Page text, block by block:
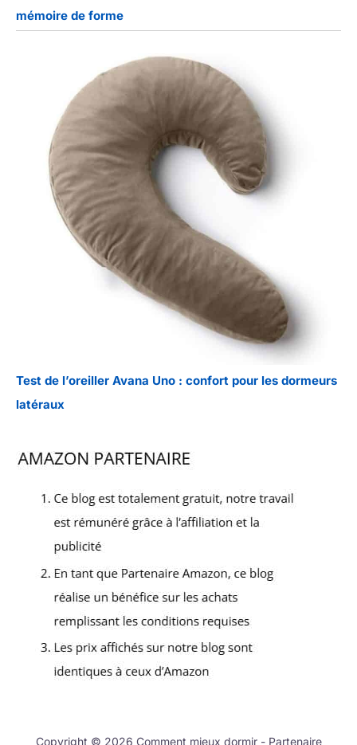
mémoire de forme
Test de l’oreiller Avana Uno : confort pour les dormeurs
latéraux
Copyright © 2026 Comment mieux dormir - Partenaire